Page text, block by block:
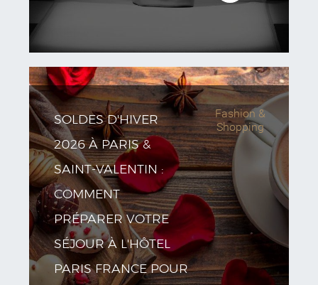
SOLDES D'HIVER
2026 À PARIS &
SAINT‑VALENTIN :
COMMENT
PRÉPARER VOTRE
SÉJOUR À L'HÔTEL
PARIS FRANCE POUR
Fashion &
Shopping